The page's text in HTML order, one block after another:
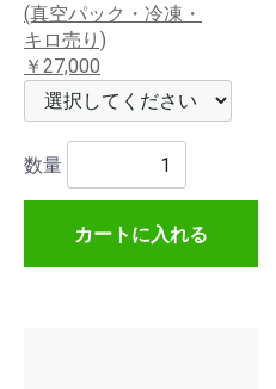
(真空パック・冷凍・
キロ売り)
￥27,000
数量
カートに入れる